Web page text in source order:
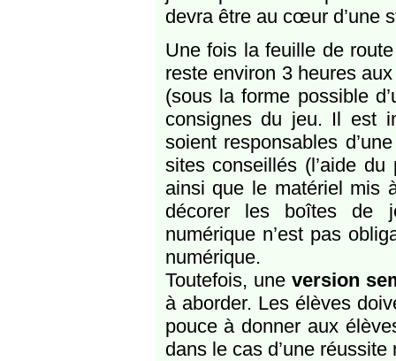
devra être au cœur d’une
Une fois la feuille de
reste environ 3 heures
(sous la forme possible
consignes du jeu. Il est
soient responsables
sites conseillés (l’aide
ainsi que le matériel mis
décorer les boîtes de
numérique n’est pas
numérique.
Toutefois, une version
à aborder. Les élèves
pouce à donner aux
dans le cas d’une réussite